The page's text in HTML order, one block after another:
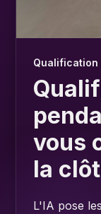
Qualification
vous
la
L'IA pose